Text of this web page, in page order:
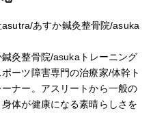
あすか鍼灸整骨院/asuka
灸整骨院/asukaトレーニング
ーツ障害専門の治療家/体幹ト
ナー。アスリートから一般の
体が健康になる素晴らしさを